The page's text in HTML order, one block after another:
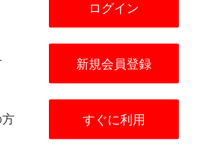
日程選択
古川
兵庫県加古川市加古川町友沢４４１－１
ログイン
新規会員登録
すぐに利用